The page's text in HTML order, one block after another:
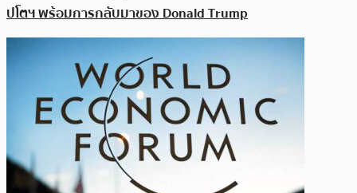
ปโตฯ พร้อมการกลับมาของ Donald Trump